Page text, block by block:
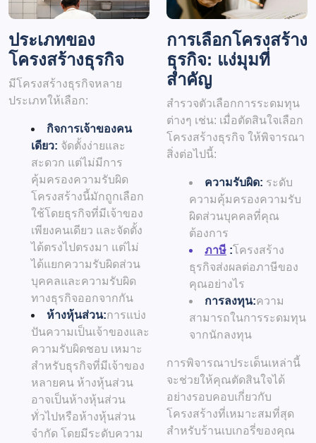
ประเภทของ
โครงสร้างธุรกิจ
มีโครงสร้างธุรกิจหลาย
ประเภทให้เลือก:
กิจการเจ้าของคน
เดียว: จัดตั้งง่ายและ
สะดวก แต่ไม่มีการ
คุ้มครองความรับผิด
โครงสร้างนี้มักถูกเลือก
ใช้โดยธุรกิจที่มีเจ้าของ
เพียงคนเดียว และจัดตั้ง
ได้ตรงไปตรงมา แต่ไม่
ได้แยกความรับผิดส่วน
บุคคลและความรับผิด
ทางธุรกิจออกจากกัน
ห้างหุ้นส่วน:การแบ่ง
ปันความเป็นเจ้าของและ
ความรับผิดชอบ เหมาะ
สำหรับธุรกิจที่มีเจ้าของ
หลายคน ห้างหุ้นส่วน
อาจเป็นห้างหุ้นส่วน
ทั่วไปหรือห้างหุ้นส่วน
จำกัด โดยมีระดับความ
การเลือกโครงสร้าง
ธุรกิจ: แง่มุมที่
สำคัญ
สำรวจตัวเลือกการระดมทุน
ต่างๆ เช่น: เมื่อตัดสินใจเลือก
โครงสร้างธุรกิจ ให้พิจารณา
สิ่งต่อไปนี้:
ความรับผิด: ระดับ
ความคุ้มครองความรับ
ผิดส่วนบุคคลที่คุณ
ต้องการ
ภาษี :โครงสร้าง
ธุรกิจส่งผลต่อภาษีของ
คุณอย่างไร
การลงทุน:ความ
สามารถในการระดมทุน
จากนักลงทุน
การพิจารณาประเด็นเหล่านี้
จะช่วยให้คุณตัดสินใจได้
อย่างรอบคอบเกี่ยวกับ
โครงสร้างที่เหมาะสมที่สุด
สำหรับร้านเบเกอรี่ของคุณ